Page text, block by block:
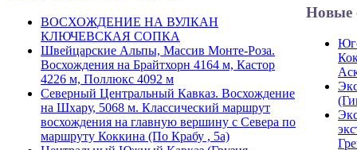
ВОСХОЖДЕНИЕ НА ВУЛКАН
КЛЮЧЕВСКАЯ СОПКА
Швейцарские Альпы, Массив Монте-Роза.
Восхождения на Брайтхорн 4164 м, Кастор
4226 м, Поллюкс 4092 м
Северный Центральный Кавказ. Восхождение
на Шхару, 5068 м. Классический маршрут
восхождения на главную вершину с Севера по
маршруту Коккина (По Крабу , 5а)
Новые